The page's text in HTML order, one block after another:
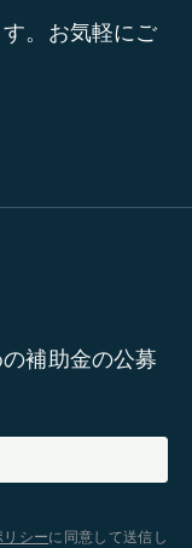
。お気軽にご
補助金の公募
シーに同意して送信し